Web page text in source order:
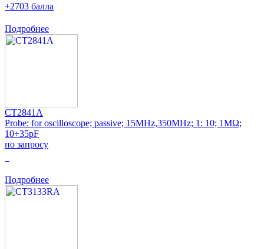
+2703 балла
Подробнее
CT2841A
Probe: for oscilloscope; passive; 15MHz,350MHz; 1: 10; 1MΩ;
10÷35pF
по запросу
Подробнее